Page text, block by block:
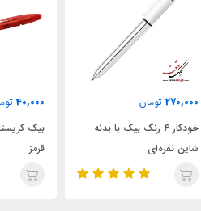
40,000 تومان
بیک کریستال کلیک - رنگ
قرمز
ناموجود
رنگ